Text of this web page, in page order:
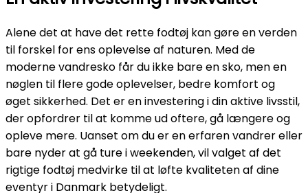
Alene det at have det rette fodtøj kan gøre en verden
til forskel for ens oplevelse af naturen. Med de
moderne vandresko får du ikke bare en sko, men en
nøglen til flere gode oplevelser, bedre komfort og
øget sikkerhed. Det er en investering i din aktive livsstil,
der opfordrer til at komme ud oftere, gå længere og
opleve mere. Uanset om du er en erfaren vandrer eller
bare nyder at gå ture i weekenden, vil valget af det
rigtige fodtøj medvirke til at løfte kvaliteten af dine
eventyr i Danmark betydeligt.